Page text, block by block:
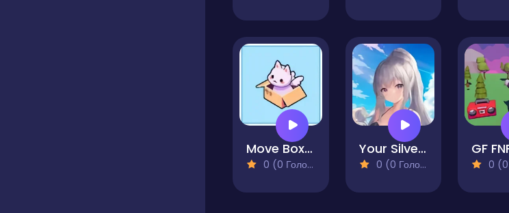
Move Boxes with Cat
0 (0 Голосів)
Your Silver Wife
0 (0 Голосів) 0 (0